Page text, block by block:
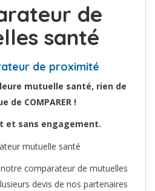
de
santé
de proximité
mutuelle santé, rien de
de COMPARER !
et sans engagement.
comparateur de mutuelles
devis de nos partenaires